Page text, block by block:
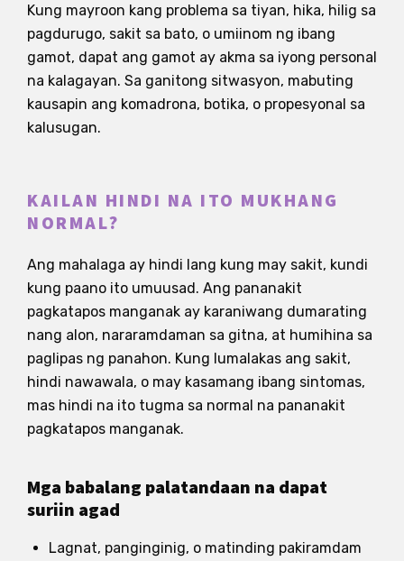
Kung mayroon kang problema sa tiyan, hika, hilig sa
pagdurugo, sakit sa bato, o umiinom ng ibang
gamot, dapat ang gamot ay akma sa iyong personal
na kalagayan. Sa ganitong sitwasyon, mabuting
kausapin ang komadrona, botika, o propesyonal sa
kalusugan.
KAILAN HINDI NA ITO MUKHANG
NORMAL?
Ang mahalaga ay hindi lang kung may sakit, kundi
kung paano ito umuusad. Ang pananakit
pagkatapos manganak ay karaniwang dumarating
nang alon, nararamdaman sa gitna, at humihina sa
paglipas ng panahon. Kung lumalakas ang sakit,
hindi nawawala, o may kasamang ibang sintomas,
mas hindi na ito tugma sa normal na pananakit
pagkatapos manganak.
Mga babalang palatandaan na dapat
suriin agad
Lagnat, panginginig, o matinding pakiramdam